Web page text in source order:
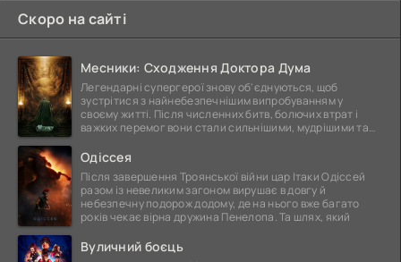
Скоро на сайті
Месники: Сходження Доктора Дума
Легендарні супергерої знову об'єднуються, щоб
зустрітися з найнебезпечнішим випробуванням у
своєму житті. Після численних битв, болючих втрат і
важких перемог вони стали сильнішими, мудрішими та
Одіссея
Після завершення Троянської війни цар Ітаки Одіссей
разом із невеликим загоном вирушає в довгу й
небезпечну подорож додому, де на нього вже багато
років чекає вірна дружина Пенелопа. Та шлях, який
Вуличний боєць